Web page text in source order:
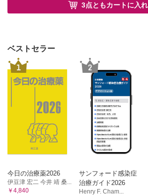
3点ともカートに入
ベストセラー
1
今日の治療薬2026
伊豆津 宏二 今井 靖 桑...
￥4,840
2
サンフォード感染症
治療ガイド2026
Henry F. Cham...